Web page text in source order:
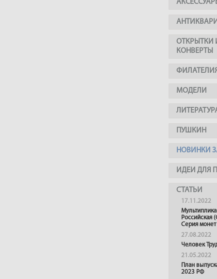
ОТКРЫТКИ
КОНВЕРТЫ
МОДЕЛИ
ПУШКИН
НОВИНКИ
ИДЕИ ДЛЯ
СТАТЬИ
17.11.2022
Российская
Серия монет
27.08.2022
Человек
21.05.2022
План
2023 РФ